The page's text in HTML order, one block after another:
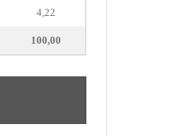
4,22
100,00